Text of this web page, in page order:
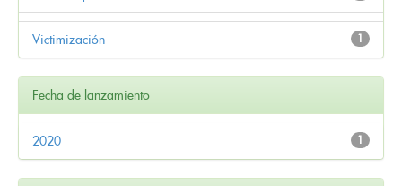
1
Victimización
Fecha de lanzamiento
1
2020